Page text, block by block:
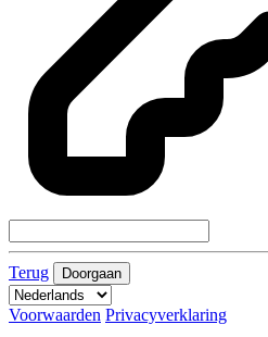
Terug Doorgaan
Voorwaarden Privacyverklaring